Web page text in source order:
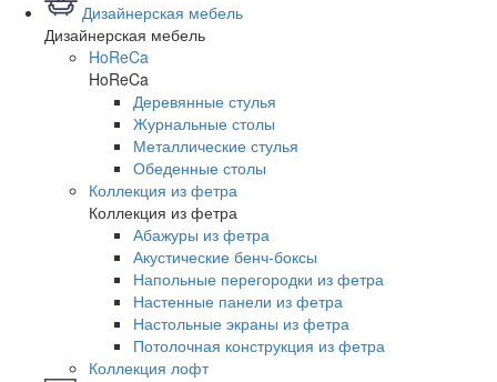
Дизайнерская мебель
Дизайнерская мебель
HoReCa
HoReCa
Деревянные стулья
Журнальные столы
Металлические стулья
Обеденные столы
Коллекция из фетра
Коллекция из фетра
Абажуры из фетра
Акустические бенч-боксы
Напольные перегородки из фетра
Настенные панели из фетра
Настольные экраны из фетра
Потолочная конструкция из фетра
Коллекция лофт